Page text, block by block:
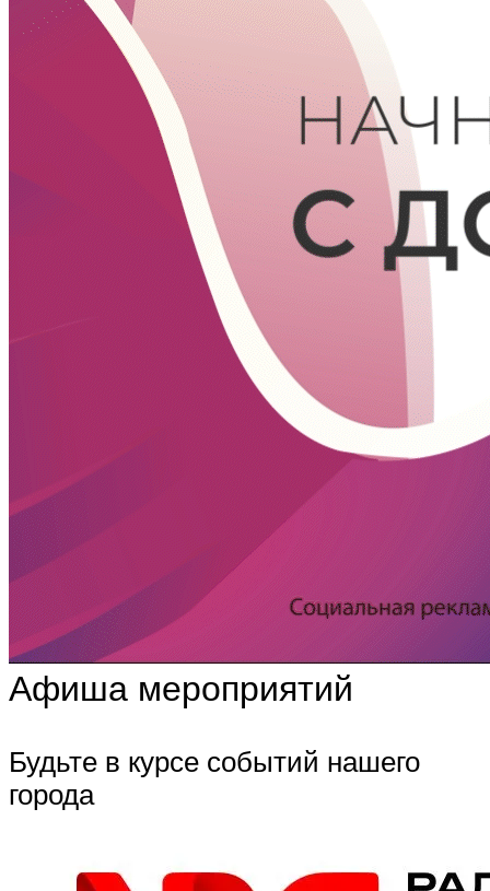
Афиша мероприятий
Будьте в курсе событий нашего
города